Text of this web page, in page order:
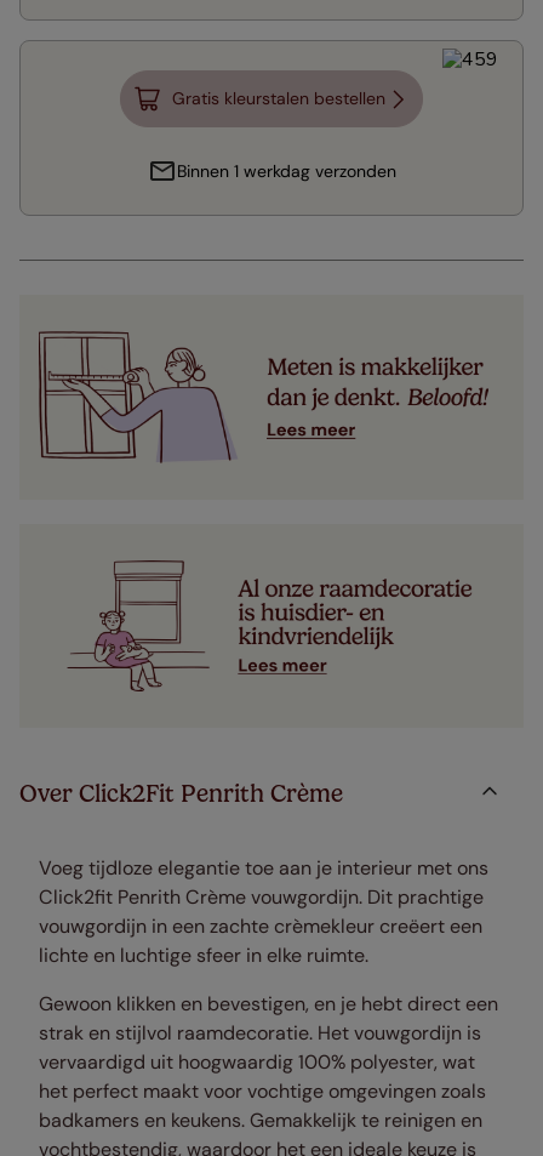
Gratis kleurstalen bestellen
Binnen 1 werkdag verzonden
Over Click2Fit Penrith Crème
Voeg tijdloze elegantie toe aan je interieur met ons
Click2fit Penrith Crème vouwgordijn. Dit prachtige
vouwgordijn in een zachte crèmekleur creëert een
lichte en luchtige sfeer in elke ruimte.
Gewoon klikken en bevestigen, en je hebt direct een
strak en stijlvol raamdecoratie. Het vouwgordijn is
vervaardigd uit hoogwaardig 100% polyester, wat
het perfect maakt voor vochtige omgevingen zoals
badkamers en keukens. Gemakkelijk te reinigen en
vochtbestendig, waardoor het een ideale keuze is